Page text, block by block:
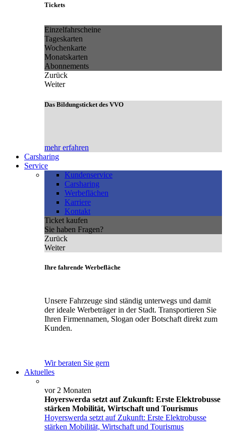
Tickets
Einzelfahrscheine
Tageskarten
Wochenkarte
Monatskarten
Abonnements
Zurück
Weiter
Das Bildungsticket des VVO
mehr erfahren
Carsharing
Service
Kundenservice
Carsharing
Werbeflächen
Karriere
Kontakt
Ticket kaufen
Sie haben Fragen?
Zurück
Weiter
Ihre fahrende Werbefläche
Unsere Fahrzeuge sind ständig unterwegs und damit
der ideale Werbeträger in der Stadt. Transportieren Sie
Ihren Firmennamen, Slogan oder Botschaft direkt zum
Kunden.
Wir beraten Sie gern
Aktuelles
vor 2 Monaten
Hoyerswerda setzt auf Zukunft: Erste Elektrobusse
stärken Mobilität, Wirtschaft und Tourismus
Hoyerswerda setzt auf Zukunft: Erste Elektrobusse
stärken Mobilität, Wirtschaft und Tourismus